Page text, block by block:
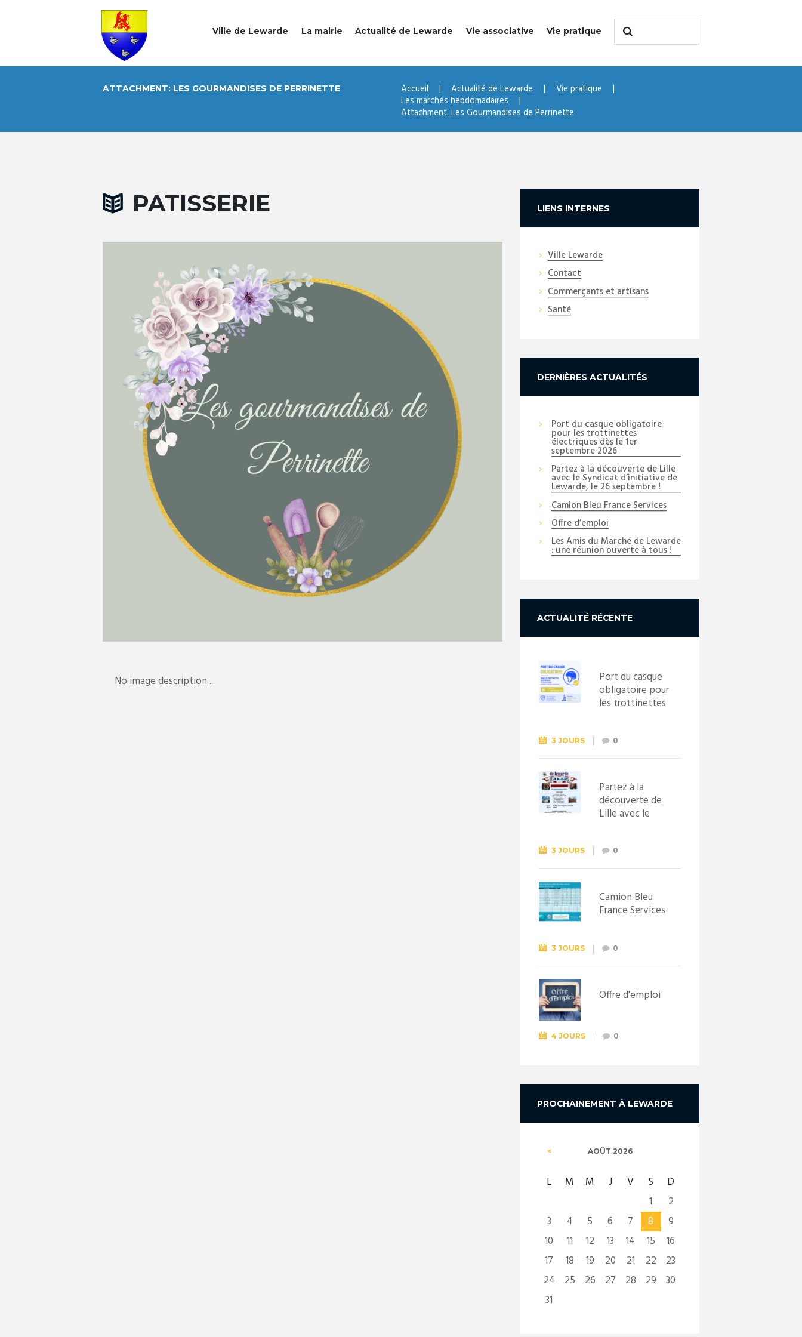
Ville de Lewarde La mairie Actualité de Lewarde Vie associative Vie pratique
ATTACHMENT: LES GOURMANDISES DE PERRINETTE Accueil Actualité de Lewarde
Vie pratique
Les marchés hebdomadaires
Attachment: Les Gourmandises de Perrinette
PATISSERIE
Next item
Spécialités polonaises
No image description ...
LIENS INTERNES
Ville Lewarde
Contact
Commerçants et artisans
Santé
DERNIÈRES ACTUALITÉS
Port du casque obligatoire
pour les trottinettes
électriques dès le 1er
septembre 2026
Partez à la découverte de Lille
avec le Syndicat d’initiative de
Lewarde, le 26 septembre !
Camion Bleu France Services
Offre d’emploi
Les Amis du Marché de Lewarde
: une réunion ouverte à tous !
ACTUALITÉ RÉCENTE
Port du casque
obligatoire pour
les trottinettes
septembre
2026
3 JOURS 0
Partez à la
découverte de
Lille avec le
Lewarde, le 26
septembre !
3 JOURS 0
Camion Bleu
France Services
3 JOURS 0
Offre d'emploi
4 JOURS 0
PROCHAINEMENT À LEWARDE
AOÛT 2026
L M M J V S
D
1
2
3
4 5 6 7 8
9
10
11 12 13 14 15
16
17
18 19 20 21 22
23
24
25 26 27 28 29
30
31